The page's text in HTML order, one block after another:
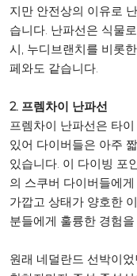
지만 안전상의 이유로
습니다. 난파선은 식물
시, 누디브랜치를 비롯
페와도 같습니다.
2. 프렘차이 난파선
프렘차이 난파선은 타
있어 다이버들은 아주
있습니다. 이 다이빙 포
의 스쿠버 다이버들에
가깝고 상태가 양호한
분들에게 훌륭한 경험
원래 네덜란드 선박이